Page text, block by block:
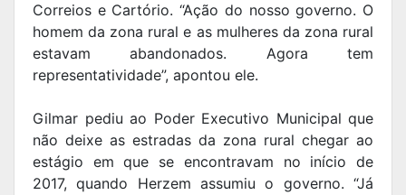
Correios e Cartório. “Ação do nosso governo. O
homem da zona rural e as mulheres da zona rural
estavam abandonados. Agora tem
representatividade”, apontou ele.
Gilmar pediu ao Poder Executivo Municipal que
não deixe as estradas da zona rural chegar ao
estágio em que se encontravam no início de
2017, quando Herzem assumiu o governo. “Já